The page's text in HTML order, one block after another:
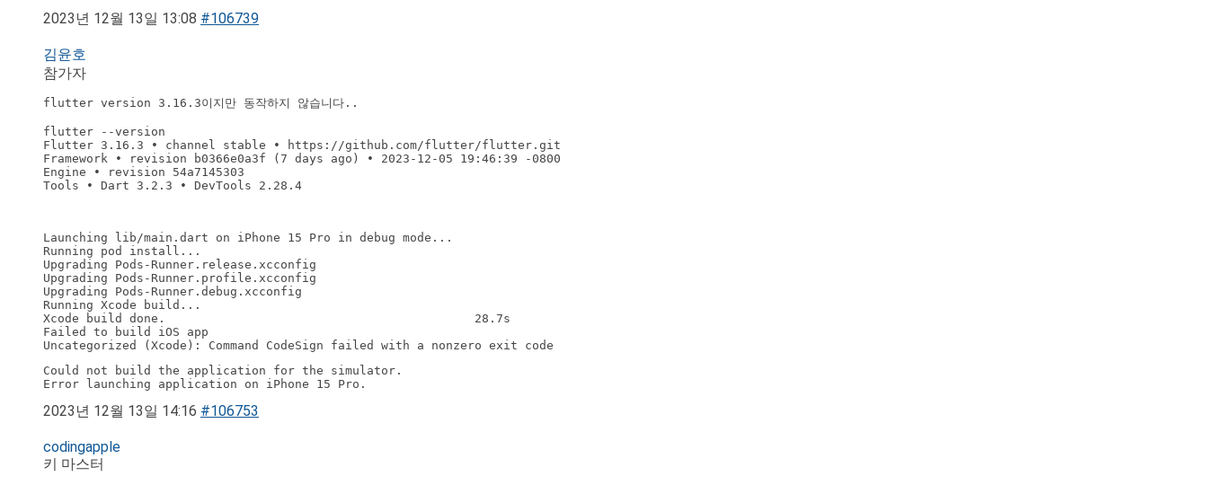
2023년 12월 13일 13:08 #106739
김윤호
참가자
flutter version 3.16.3이지만 동작하지 않습니다..
flutter --version
Flutter 3.16.3 • channel stable • https://github.com/flutter/flutter.git
Framework • revision b0366e0a3f (7 days ago) • 2023-12-05 19:46:39 -0800
Engine • revision 54a7145303
Tools • Dart 3.2.3 • DevTools 2.28.4
Launching lib/main.dart on iPhone 15 Pro in debug mode...
Running pod install...
Upgrading Pods-Runner.release.xcconfig
Upgrading Pods-Runner.profile.xcconfig
Upgrading Pods-Runner.debug.xcconfig
Running Xcode build...
Xcode build done.                                           28.7s
Failed to build iOS app
Uncategorized (Xcode): Command CodeSign failed with a nonzero exit code
Could not build the application for the simulator.
Error launching application on iPhone 15 Pro.
2023년 12월 13일 14:16 #106753
codingapple
키 마스터